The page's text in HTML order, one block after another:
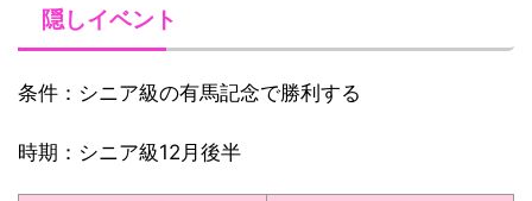
隠しイベント
条件：シニア級の有馬記念で勝利する
時期：シニア級12月後半